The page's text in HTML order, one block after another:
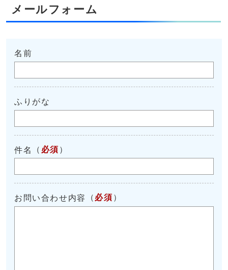
メールフォーム
名前
ふりがな
件名 （ 必須 ）
お問い合わせ内容 （ 必須 ）